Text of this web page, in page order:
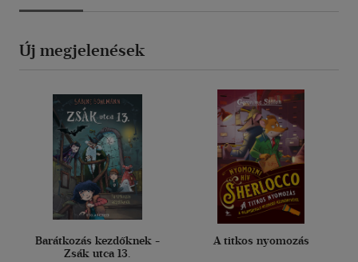
Új megjelenések
Barátkozás kezdőknek -
Zsák utca 13.
A titkos nyomozás